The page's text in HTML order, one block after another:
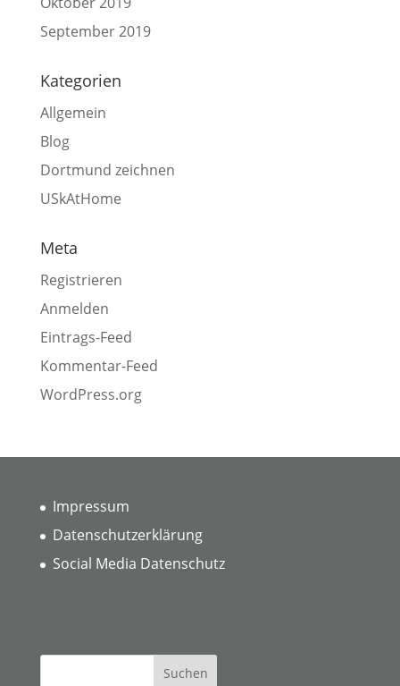
September 2019
Kategorien
Allgemein
Blog
Dortmund zeichnen
USkAtHome
Meta
Registrieren
Anmelden
Eintrags-Feed
Kommentar-Feed
WordPress.org
Impressum
Datenschutzerklärung
Social Media Datenschutz